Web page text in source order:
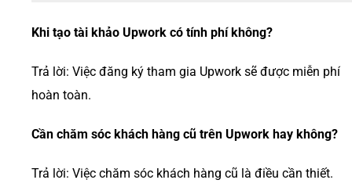
Khi tạo tài khảo Upwork có tính phí không?
Trả lời: Việc đăng ký tham gia Upwork sẽ được miễn phí
hoàn toàn.
Cần chăm sóc khách hàng cũ trên Upwork hay không?
Trả lời: Việc chăm sóc khách hàng cũ là điều cần thiết.